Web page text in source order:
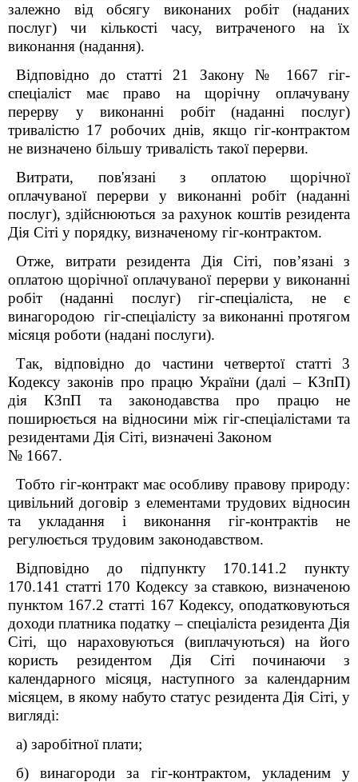
залежно від обсягу виконаних робіт (наданих
послуг) чи кількості часу, витраченого на їх
виконання (надання).
Відповідно до статті 21 Закону № 1667 гіг-
спеціаліст має право на щорічну оплачувану
перерву у виконанні робіт (наданні послуг)
тривалістю 17 робочих днів, якщо гіг-контрактом
не визначено більшу тривалість такої перерви.
Витрати, пов'язані з оплатою щорічної
оплачуваної перерви у виконанні робіт (наданні
послуг), здійснюються за рахунок коштів резидента
Дія Сіті у порядку, визначеному гіг-контрактом.
Отже, витрати резидента Дія Сіті, пов’язані з
оплатою щорічної оплачуваної перерви у виконанні
робіт (наданні послуг) гіг-спеціаліста, не є
винагородою гіг-спеціалісту за виконанні протягом
місяця роботи (надані послуги).
Так, відповідно до частини четвертої статті 3
Кодексу законів про працю України (далі – КЗпП)
дія КЗпП та законодавства про працю не
поширюється на відносини між гіг-спеціалістами та
резидентами Дія Сіті, визначені Законом
№ 1667.
Тобто гіг-контракт має особливу правову природу:
цивільний договір з елементами трудових відносин
та укладання і виконання гіг-контрактів не
регулюється трудовим законодавством.
Відповідно до підпункту 170.141 .2 пункту
170.141 статті 170 Кодексу за ставкою, визначеною
пунктом 167.2 статті 167 Кодексу, оподатковуються
доходи платника податку – спеціаліста резидента Дія
Сіті, що нараховуються (виплачуються) на його
користь резидентом Дія Сіті
починаючи з
календарного місяця, наступного за календарним
місяцем, в якому набуто статус резидента Дія Сіті, у
вигляді:
а) заробітної плати;
б) винагороди за гіг-контрактом, укладеним у